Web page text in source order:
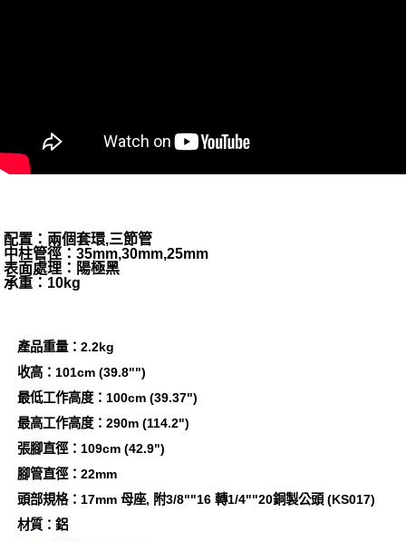
配置：兩個套環,三節管
中柱管徑：35mm,30mm,25mm
表面處理：陽極黑
承重：10kg
產品重量：2.2kg
收高：101cm (39.8"")
最低工作高度：100cm (39.37")
最高工作高度：290m (114.2")
張腳直徑：109cm (42.9")
腳管直徑：22mm
頭部規格：17mm 母座, 附3/8""16 轉1/4""20銅製公頭 (KS017)
材質：鋁